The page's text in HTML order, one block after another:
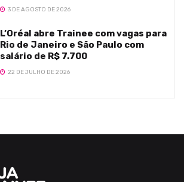
3 DE AGOSTO DE 2026
L’Oréal abre Trainee com vagas para
Rio de Janeiro e São Paulo com
salário de R$ 7.700
22 DE JULHO DE 2026